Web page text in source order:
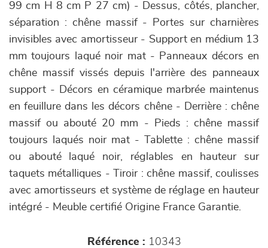
99 cm H 8 cm P 27 cm) - Dessus, côtés, plancher,
séparation : chêne massif - Portes sur charnières
invisibles avec amortisseur - Support en médium 13
mm toujours laqué noir mat - Panneaux décors en
chêne massif vissés depuis l'arrière des panneaux
support - Décors en céramique marbrée maintenus
en feuillure dans les décors chêne - Derrière : chêne
massif ou abouté 20 mm - Pieds : chêne massif
toujours laqués noir mat - Tablette : chêne massif
ou abouté laqué noir, réglables en hauteur sur
taquets métalliques - Tiroir : chêne massif, coulisses
avec amortisseurs et système de réglage en hauteur
intégré - Meuble certifié Origine France Garantie.
Référence : 10343